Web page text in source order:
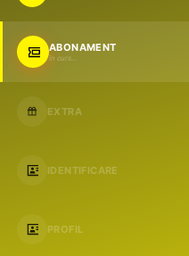
ABONAMENT
în curs...
EXTRA
IDENTIFICARE
PROFIL